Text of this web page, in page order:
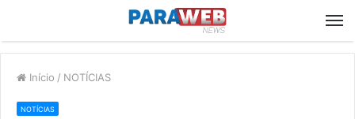
Início / NOTÍCIAS
NOTÍCIAS